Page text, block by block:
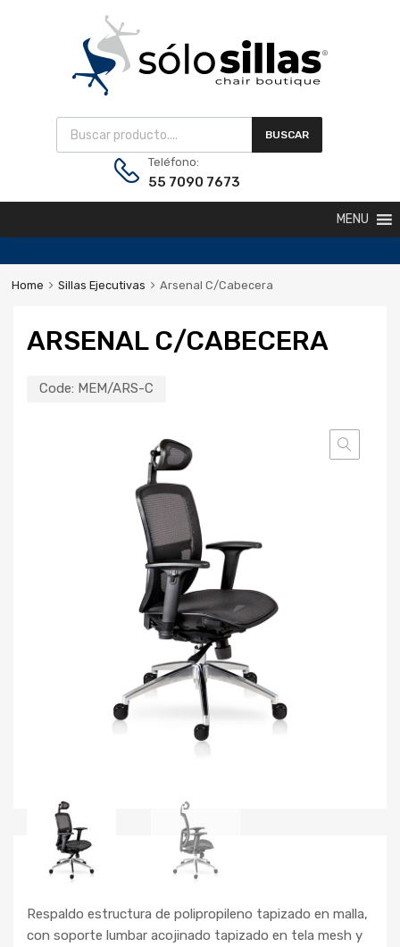
BUSCAR
Teléfono:
55 7090 7673
MENU
Home Sillas Ejecutivas Arsenal C/Cabecera
ARSENAL C/CABECERA
Code: MEM/ARS-C
Respaldo estructura de polipropileno tapizado en malla,
con soporte lumbar acojinado tapizado en tela mesh y